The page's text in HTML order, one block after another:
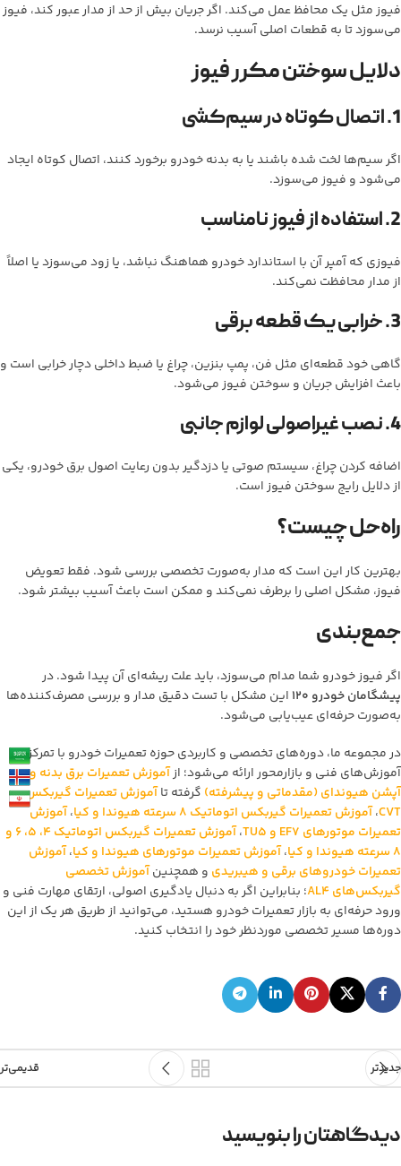
فیوز مثل یک محافظ عمل می‌کند. اگر جریان بیش از حد از مدار عبور کند، فیوز
می‌سوزد تا به قطعات اصلی آسیب نرسد.
دلایل سوختن مکرر فیوز
1. اتصال کوتاه در سیم‌کشی
اگر سیم‌ها لخت شده باشند یا به بدنه خودرو برخورد کنند، اتصال کوتاه ایجاد
می‌شود و فیوز می‌سوزد.
2. استفاده از فیوز نامناسب
فیوزی که آمپر آن با استاندارد خودرو هماهنگ نباشد، یا زود می‌سوزد یا اصلاً
از مدار محافظت نمی‌کند.
3. خرابی یک قطعه برقی
گاهی خود قطعه‌ای مثل فن، پمپ بنزین، چراغ یا ضبط داخلی دچار خرابی است و
باعث افزایش جریان و سوختن فیوز می‌شود.
4. نصب غیراصولی لوازم جانبی
اضافه کردن چراغ، سیستم صوتی یا دزدگیر بدون رعایت اصول برق خودرو، یکی
از دلایل رایج سوختن فیوز است.
راه‌حل چیست؟
بهترین کار این است که مدار به‌صورت تخصصی بررسی شود. فقط تعویض
فیوز، مشکل اصلی را برطرف نمی‌کند و ممکن است باعث آسیب بیشتر شود.
جمع‌بندی
اگر فیوز خودرو شما مدام می‌سوزد، باید علت ریشه‌ای آن پیدا شود. در
پیشگامان خودرو ۱۲۰
این مشکل با تست دقیق مدار و بررسی مصرف‌کننده‌ها
به‌صورت حرفه‌ای عیب‌یابی می‌شود.
در مجموعه ما، دوره‌های تخصصی و کاربردی حوزه تعمیرات خودرو با تمرکز بر
آموزش‌های فنی و بازارمحور ارائه می‌شود؛ ازآموزش تعمیرات برق بدنه و
آپشن هیوندای (مقدماتی و پیشرفته) گرفته تاآموزش تعمیرات گیربکس
CVT،آموزش تعمیرات گیربکس اتوماتیک 8 سرعته هیوندا و کیا ،آموزش
تعمیرات موتورهای EF7 و TU5
،
آموزش تعمیرات گیربکس اتوماتیک 4، 5، 6 و
8 سرعته هیوندا و کیا
،آموزش تعمیرات موتورهای هیوندا و کیا،آموزش
تعمیرات خودروهای برقی و هیبریدی و همچنینآموزش تخصصی
گیربکس‌های AL4
؛ بنابراین اگر به دنبال یادگیری اصولی، ارتقای مهارت فنی و
ورود حرفه‌ای به بازار تعمیرات خودرو هستید، می‌توانید از طریق هر یک از این
دوره‌ها مسیر تخصصی موردنظر خود را انتخاب کنید.
جدیدتر قدیمی‌تر
دیدگاهتان را بنویسید